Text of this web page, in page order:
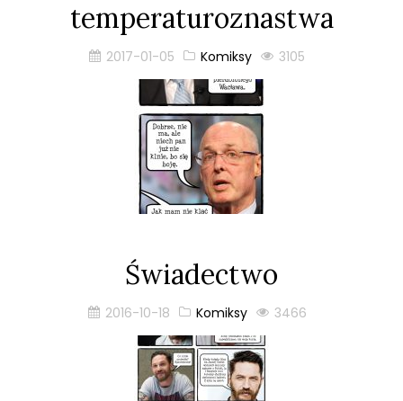
temperaturoznastwa
2017-01-05 Komiksy 3105
Świadectwo
2016-10-18 Komiksy 3466